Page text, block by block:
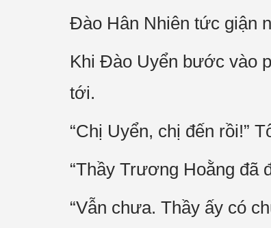
Đào Hân Nhiên tức giận
Khi Đào Uyển bước vào
tới.
“Chị Uyển, chị đến rồi!”
“Thầy Trương Hoằng đã
“Vẫn chưa. Thầy ấy có